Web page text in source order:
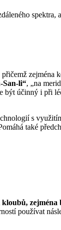
přičemž zejména
San-li“, „na
být účinný i
s
také
používat